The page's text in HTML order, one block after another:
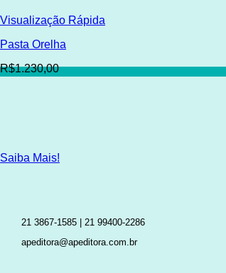
Visualização Rápida
Pasta Orelha
R$1.230,00
Saiba Mais!
21 3867-1585 | 21 99400-2286
apeditora@apeditora.com.br